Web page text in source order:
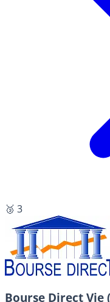
🥉 3
Bourse Direct Vie